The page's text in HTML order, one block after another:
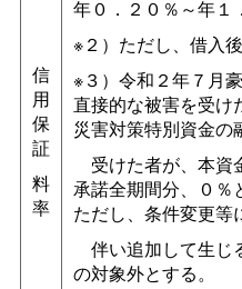
信
用
保
証
料
率
年０．２０％～年１
※２）ただし、借入
※３）令和２年７月
直接的な被害を受け
災害対策特別資金の
受けた者が、本資
承諾全期間分、０％
ただし、条件変更等
伴い追加して生じ
の対象外とする。